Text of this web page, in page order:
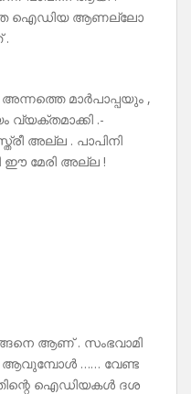
ഐഡിയ ആണല്ലോ
.
അന്നത്തെ മാർപാപ്പയും ,
.-
അല്ല . പാപിനി
ഈ മേരി അല്ല !
ആണ് . സംഭവാമി
…… വേണ്ട
ഐഡിയകൾ ദശ